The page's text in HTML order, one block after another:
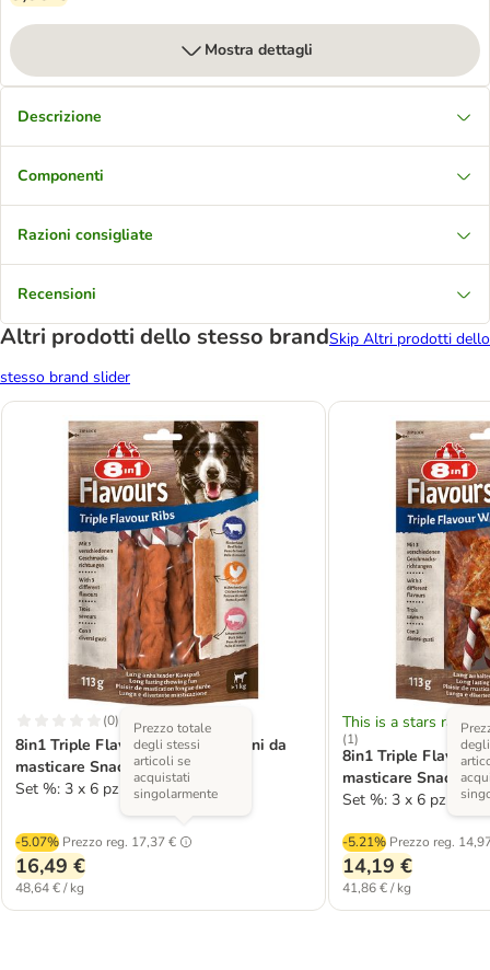
Mostra dettagli
Descrizione
Componenti
Razioni consigliate
Recensioni
Altri prodotti dello stesso brandSkip Altri prodotti dello
stesso brand slider
(0)
8in1 Triple Flavour Ribs Bastoncini da
masticare Snack per cane
Set %: 3 x 6 pz
-5.07% Prezzo reg. 17,37 €
Prezzo totale
degli stessi
articoli se
acquistati
singolarmente
16,49 €
48,64 € / kg
This is a stars rating
(1)
8in1 Triple Flavour
masticare Snack
Set %: 3 x 6 pz
-5.21% Prezzo reg.
14,19 €
41,86 € / kg